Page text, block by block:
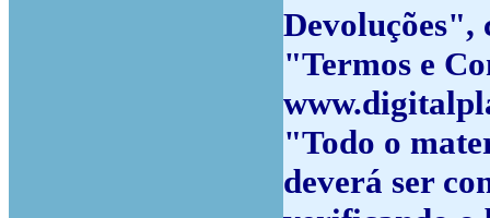
Devoluções",
"Termos e
"Todo o
deverá ser